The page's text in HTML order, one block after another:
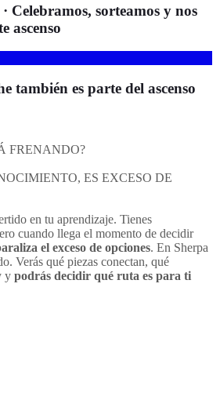
Celebramos, sorteamos y nos
ascenso
también es parte del ascenso
FRENANDO?
ES EXCESO DE
en tu aprendizaje. Tienes
cuando llega el momento de decidir
el exceso de opciones. En Sherpa
Verás qué piezas conectan, qué
y podrás decidir qué ruta es para ti